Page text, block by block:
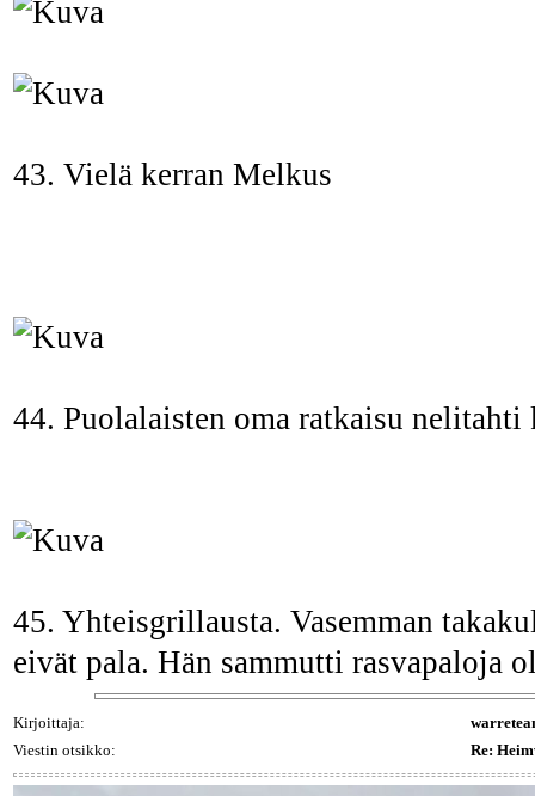
43. Vielä kerran Melkus
44. Puolalaisten oma ratkaisu
45. Yhteisgrillausta. Vasemman
eivät pala. Hän sammutti rasvapaloja
Kirjoittaja:
Viestin otsikko:
Re: